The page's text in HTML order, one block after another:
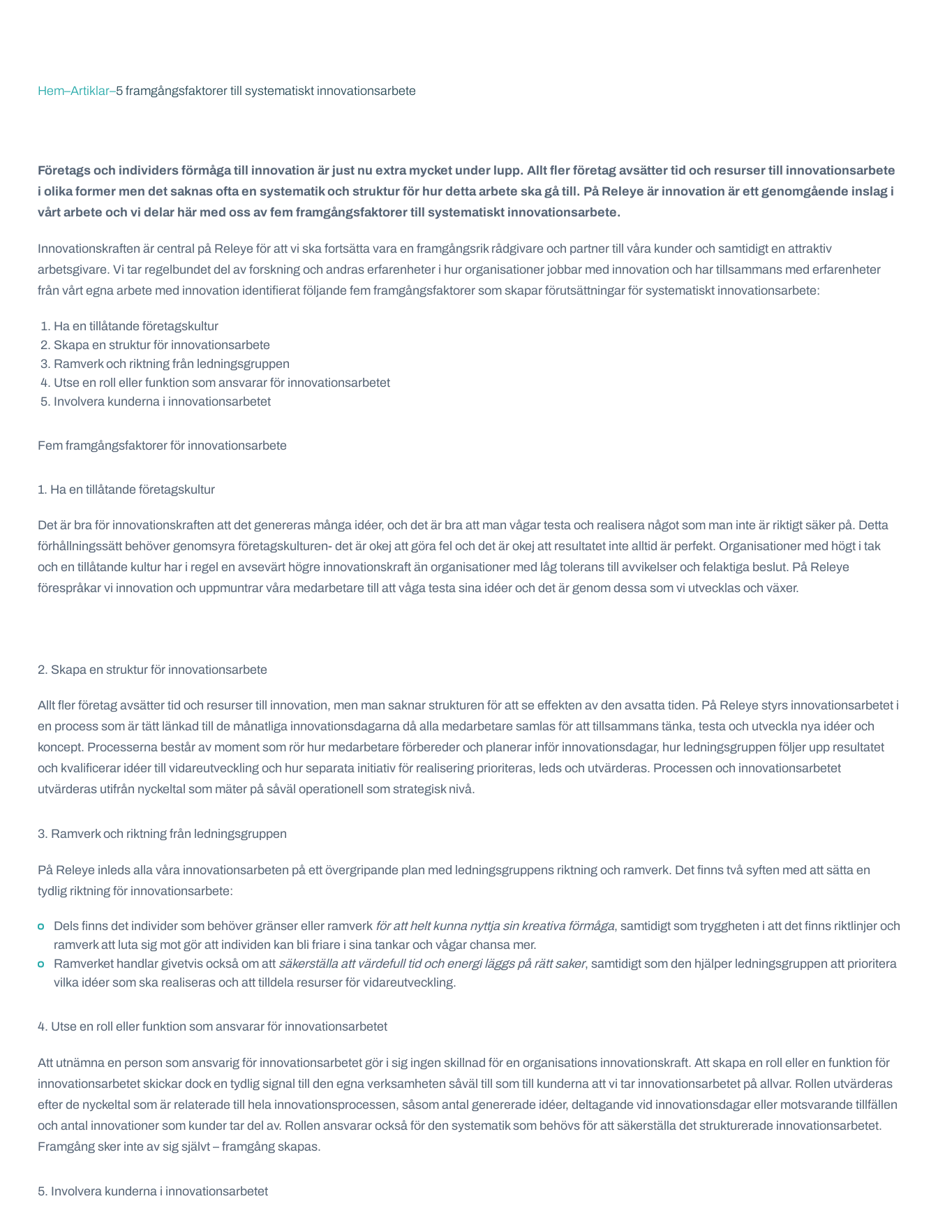
Hem–Artiklar–5 framgångsfaktorer till systematiskt innovationsarbete
Företags och individers förmåga till innovation är just nu extra mycket under lupp. Allt fler företag avsätter tid och resurser till innovationsarbete
i olika former men det saknas ofta en systematik och struktur för hur detta arbete ska gå till. På Releye är innovation är ett genomgående inslag i
vårt arbete och vi delar här med oss av fem framgångsfaktorer till systematiskt innovationsarbete.
Innovationskraften är central på Releye för att vi ska fortsätta vara en framgångsrik rådgivare och partner till våra kunder och samtidigt en attraktiv
arbetsgivare. Vi tar regelbundet del av forskning och andras erfarenheter i hur organisationer jobbar med innovation och har tillsammans med erfarenheter
från vårt egna arbete med innovation identifierat följande fem framgångsfaktorer som skapar förutsättningar för systematiskt innovationsarbete:
Ha en tillåtande företagskultur
Skapa en struktur för innovationsarbete
Ramverk och riktning från ledningsgruppen
Utse en roll eller funktion som ansvarar för innovationsarbetet
Involvera kunderna i innovationsarbetet
Fem framgångsfaktorer för innovationsarbete
1. Ha en tillåtande företagskultur
Det är bra för innovationskraften att det genereras många idéer, och det är bra att man vågar testa och realisera något som man inte är riktigt säker på. Detta
förhållningssätt behöver genomsyra företagskulturen- det är okej att göra fel och det är okej att resultatet inte alltid är perfekt. Organisationer med högt i tak
och en tillåtande kultur har i regel en avsevärt högre innovationskraft än organisationer med låg tolerans till avvikelser och felaktiga beslut. På Releye
förespråkar vi innovation och uppmuntrar våra medarbetare till att våga testa sina idéer och det är genom dessa som vi utvecklas och växer.
2. Skapa en struktur för innovationsarbete
Allt fler företag avsätter tid och resurser till innovation, men man saknar strukturen för att se effekten av den avsatta tiden. På Releye styrs innovationsarbetet i
en process som är tätt länkad till de månatliga innovationsdagarna då alla medarbetare samlas för att tillsammans tänka, testa och utveckla nya idéer och
koncept. Processerna består av moment som rör hur medarbetare förbereder och planerar inför innovationsdagar, hur ledningsgruppen följer upp resultatet
och kvalificerar idéer till vidareutveckling och hur separata initiativ för realisering prioriteras, leds och utvärderas. Processen och innovationsarbetet
utvärderas utifrån nyckeltal som mäter på såväl operationell som strategisk nivå.
3. Ramverk och riktning från ledningsgruppen
På Releye inleds alla våra innovationsarbeten på ett övergripande plan med ledningsgruppens riktning och ramverk. Det finns två syften med att sätta en
tydlig riktning för innovationsarbete:
Dels finns det individer som behöver gränser eller ramverk för att helt kunna nyttja sin kreativa förmåga, samtidigt som tryggheten i att det finns riktlinjer och
ramverk att luta sig mot gör att individen kan bli friare i sina tankar och vågar chansa mer.
Ramverket handlar givetvis också om att säkerställa att värdefull tid och energi läggs på rätt saker, samtidigt som den hjälper ledningsgruppen att prioritera
vilka idéer som ska realiseras och att tilldela resurser för vidareutveckling.
4. Utse en roll eller funktion som ansvarar för innovationsarbetet
Att utnämna en person som ansvarig för innovationsarbetet gör i sig ingen skillnad för en organisations innovationskraft. Att skapa en roll eller en funktion för
innovationsarbetet skickar dock en tydlig signal till den egna verksamheten såväl till som till kunderna att vi tar innovationsarbetet på allvar. Rollen utvärderas
efter de nyckeltal som är relaterade till hela innovationsprocessen, såsom antal genererade idéer, deltagande vid innovationsdagar eller motsvarande tillfällen
och antal innovationer som kunder tar del av. Rollen ansvarar också för den systematik som behövs för att säkerställa det strukturerade innovationsarbetet.
Framgång sker inte av sig självt – framgång skapas.
5. Involvera kunderna i innovationsarbetet